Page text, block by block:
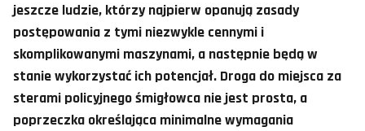
jeszcze ludzie, którzy najpierw opanują zasady
postępowania z tymi niezwykle cennymi i
skomplikowanymi maszynami, a następnie będą w
stanie wykorzystać ich potencjał. Droga do miejsca za
sterami policyjnego śmigłowca nie jest prosta, a
poprzeczka określająca minimalne wymagania